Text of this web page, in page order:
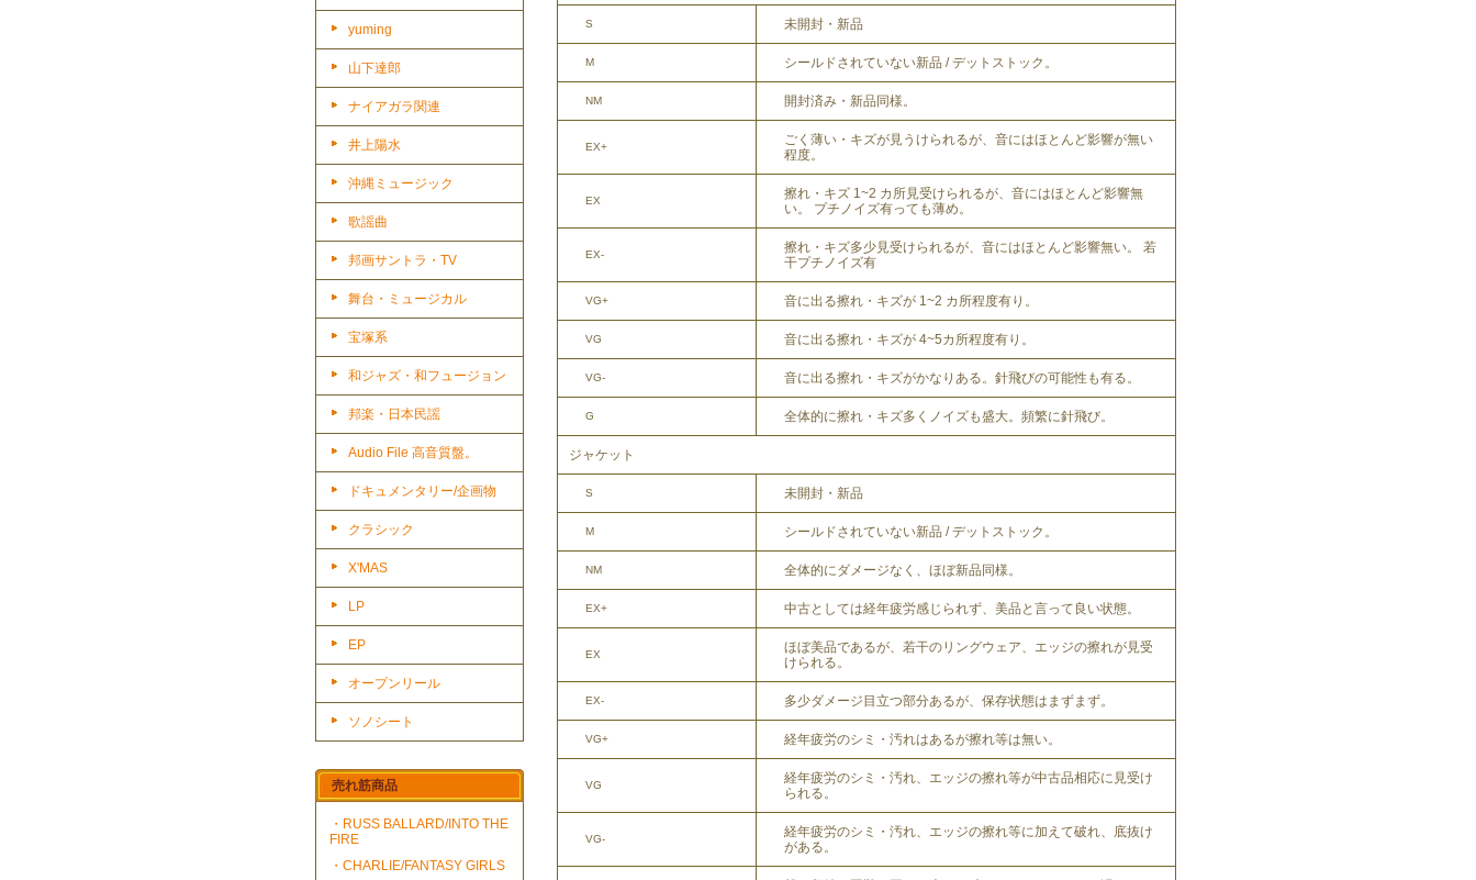
yuming
山下達郎
ナイアガラ関連
井上陽水
沖縄ミュージック
歌謡曲
邦画サントラ・TV
舞台・ミュージカル
宝塚系
和ジャズ・和フュージョン
邦楽・日本民謡
Audio File 高音質盤。
ドキュメンタリー/企画物
クラシック
X'MAS
LP
EP
オープンリール
ソノシート
売れ筋商品
・RUSS BALLARD/INTO THE
FIRE
・CHARLIE/FANTASY GIRLS
S 未開封・新品
M シールドされていない新品 / デットストック。
NM 開封済み・新品同様。
EX+
ごく薄い・キズが見うけられるが、音にはほとんど影響が無い
程度。
EX
擦れ・キズ 1~2 カ所見受けられるが、音にはほとんど影響無
い。 プチノイズ有っても薄め。
EX-
擦れ・キズ多少見受けられるが、音にはほとんど影響無い。 若
干プチノイズ有
VG+ 音に出る擦れ・キズが 1~2 カ所程度有り。
VG 音に出る擦れ・キズが 4~5カ所程度有り。
VG- 音に出る擦れ・キズがかなりある。針飛びの可能性も有る。
G 全体的に擦れ・キズ多くノイズも盛大。頻繁に針飛び。
ジャケット
S 未開封・新品
M シールドされていない新品 / デットストック。
NM 全体的にダメージなく、ほぼ新品同様。
EX+ 中古としては経年疲労感じられず、美品と言って良い状態。
EX
ほぼ美品であるが、若干のリングウェア、エッジの擦れが見受
けられる。
EX- 多少ダメージ目立つ部分あるが、保存状態はまずまず。
VG+ 経年疲労のシミ・汚れはあるが擦れ等は無い。
VG
経年疲労のシミ・汚れ、エッジの擦れ等が中古品相応に見受け
られる。
VG-
経年疲労のシミ・汚れ、エッジの擦れ等に加えて破れ、底抜け
がある。